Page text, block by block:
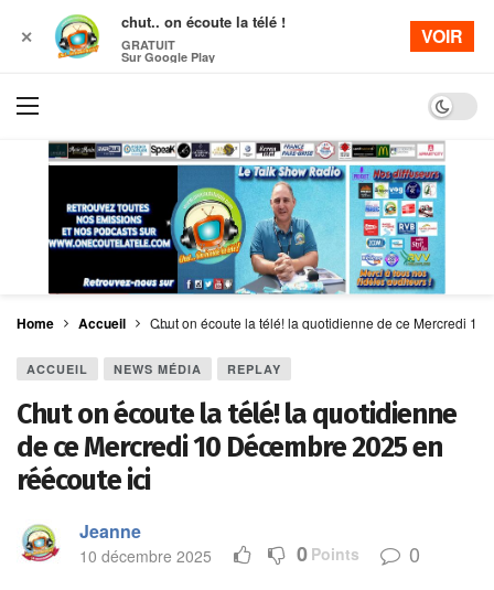
Dark
Home Accueil Chut on écoute la télé! la quotidienne de ce Mercredi 10
ACCUEIL NEWS MÉDIA REPLAY
Chut on écoute la télé! la quotidienne
de ce Mercredi 10 Décembre 2025 en
réécoute ici
Jeanne
10 décembre 2025 0 Points 0
✕
chut.. on écoute la télé !
GRATUIT
Sur Google Play
VOIR